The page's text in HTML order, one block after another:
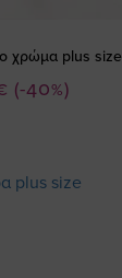
χρώμα plus size
(-40%)